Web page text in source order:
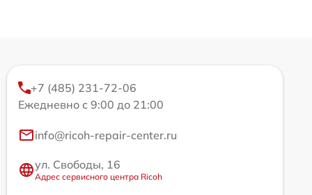
+7 (485) 231-72-06
Ежедневно с 9:00 до 21:00
info@ricoh-repair-center.ru
ул. Свободы, 16
Адрес сервисного центра Ricoh